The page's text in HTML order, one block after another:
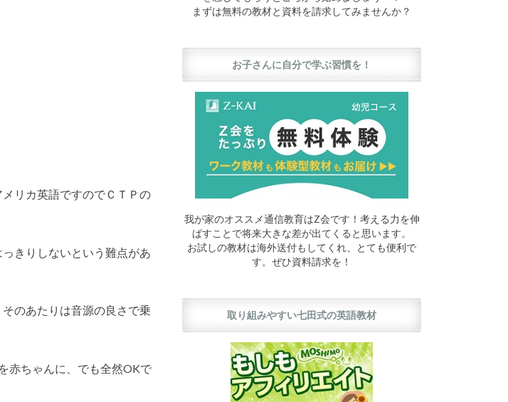
リカ英語ですのでＣＴＰの
きりしないという難点があ
のあたりは音源の良さで乗
赤ちゃんに、でも全然OKで
まずは無料の教材と資料を請求してみませんか？
お子さんに自分で学ぶ習慣を！
我が家のオススメ通信教育はZ会です！考える力を伸
ばすことで将来大きな差が出てくると思います。
お試しの教材は海外送付もしてくれ、とても便利で
す。ぜひ資料請求を！
取り組みやすい七田式の英語教材